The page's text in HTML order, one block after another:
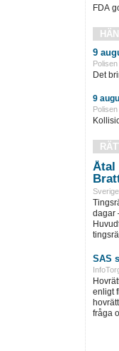
FDA
9
Det
9
Åtal
dagar
SAS
enligt
fråga